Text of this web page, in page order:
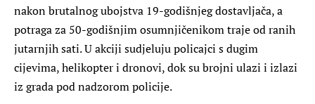
nakon brutalnog ubojstva 19-godišnjeg dostavljača, a
potraga za 50-godišnjim osumnjičenikom traje od ranih
jutarnjih sati. U akciji sudjeluju policajci s dugim
cijevima, helikopter i dronovi, dok su brojni ulazi i izlazi
iz grada pod nadzorom policije.